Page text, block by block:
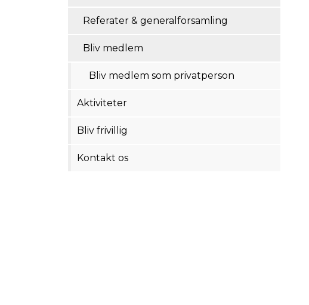
Referater & generalforsamling
Bliv medlem
Bliv medlem som privatperson
Aktiviteter
Bliv frivillig
Kontakt os